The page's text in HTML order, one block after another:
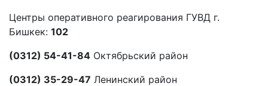
Центры оперативного реагирования ГУВД г.
Бишкек: 102
(0312) 54-41-84 Октябрьский район
(0312) 35-29-47 Ленинский район